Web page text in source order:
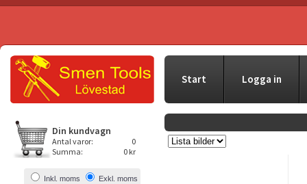
Start Logga in
Din kundvagn
Antal varor:
0
Summa:
0 kr
Inkl. moms Exkl. moms